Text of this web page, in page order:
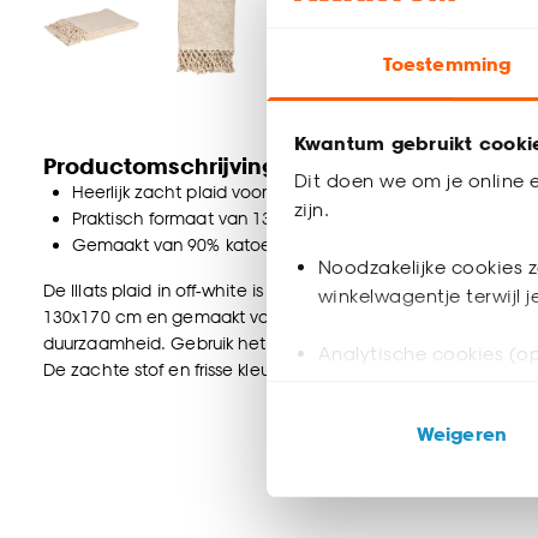
Toestemming
Kwantum gebruikt
Dit doen we om je online
zijn.
Noodzakelijke cookies
winkelwagentje terwijl
Analytische cookies
ook buiten de
Klik op ‘Ja, alles
Weigeren
Productomschrijving
Heerlijk zacht plaid voor op de bank
Praktisch formaat van 130x170 cm
Gemaakt van 90% katoen en 10% polyester
De Illats plaid in off-white is een stijlvol en sfeervol
130x170 cm en gemaakt van 90% katoen en 10% polyester
duurzaamheid. Gebruik het als knus dekentje tijdens koude
De zachte stof en frisse kleur maken deze plaid ideaal om